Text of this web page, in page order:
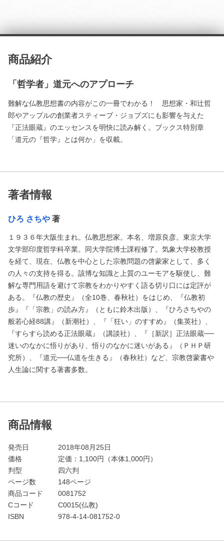
商品紹介
「哲学者」道元へのアプローチ
難解な仏教思想書の内容がこの一冊でわかる！ 思想家・和辻哲
郎やアップルの創業者スティーブ・ジョブズにも影響を与えた
『正法眼蔵』のエッセンスを明快に読み解く。ブックス特別章
「道元の『哲学』とは何か」を収載。
著者情報
ひろ さちや 著
１９３６年大阪生まれ。仏教思想家。本名、増原良彦。東京大学
文学部印度哲学科卒業。同大学院博士課程修了。気象大学校教授
を経て、現在、仏教を中心とした宗教問題の啓蒙家として、多く
の人々の支持を得る。該博な知識と上質のユーモアを駆使し、難
解な専門用語を避けて宗教をわかりやすく語る切り口には定評が
ある。『仏教の歴史』（全10巻、春秋社）をはじめ、『仏教初
歩』『「宗教」の読み方』（ともに鈴木出版）、『ひろさちやの
般若心経88講』（新潮社）、『「狂い」のすすめ』（集英社）、
『すらすら読める正法眼蔵』（講談社）、『［新訳］正法眼蔵──
迷いのなかに悟りがあり、悟りのなかに迷いがある』（ＰＨＰ研
究所）、『道元──仏道を生きる』（春秋社）など、宗教啓蒙書や
人生論に関する著書多数。
商品情報
発売日
2018年08月25日
価格
定価： 1,100円（本体1,000円）
判型
四六判
ページ数
148ページ
商品コード
0081752
Cコード
C0015(仏教)
ISBN
978-4-14-081752-0